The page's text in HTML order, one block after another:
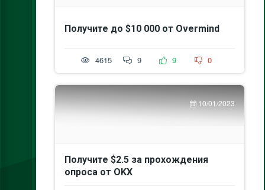
Получите до $10 000 от Overmind
4615 9 9 0
10/01/2023
Получите $2.5 за прохождения
опроса от OKX